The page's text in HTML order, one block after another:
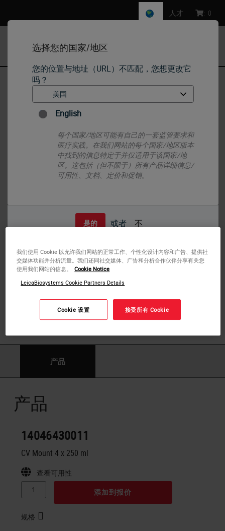
选择您的国家/地区
您的位置与地址（URL）不匹配，您想更改它
吗？
English
每个国家/地区可能有自己的一套监管要求和
医疗实践。在我们网站的每个国家/地区版本
中找到的信息特定于并仅适用于该国家/地
区。这包括（但不限于）所有产品详细信息/
可用性、文档、定价和促销。
是的 或者 不
人才 : 0
标本制备 • CV Mount
CV Mount
The CV Mount is suitable for all commonrobotic
as well as for manual coverslipping
procedures.
产品
产品
14046430011
CV Mount 4 x 250 ml
查看可用性
添加到报价
规格
我们使用 Cookie 以允许我们网站的正常工作、个性化设计内容和广告、提供社
交媒体功能并分析流量。我们还同社交媒体、广告和分析合作伙伴分享有关您
使用我们网站的信息。
Cookie Notice
LeicaBiosystems Cookie Partners Details
Cookie 设置 接受所有 Cookie